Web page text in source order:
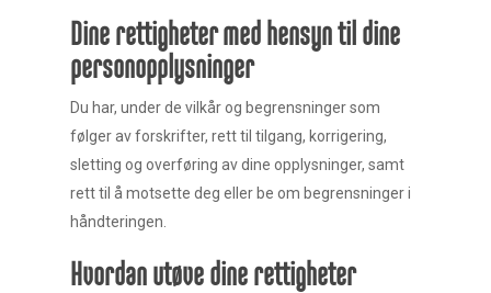
Dine rettigheter med hensyn til dine
personopplysninger
Du har, under de vilkår og begrensninger som
følger av forskrifter, rett til tilgang, korrigering,
sletting og overføring av dine opplysninger, samt
rett til å motsette deg eller be om begrensninger i
håndteringen.
Hvordan utøve dine rettigheter